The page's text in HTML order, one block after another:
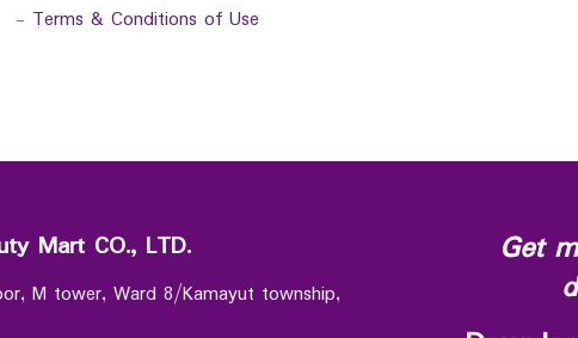
- Terms & Conditions of Use
Mart CO., LTD.
M tower, Ward 8/Kamayut township,
Get